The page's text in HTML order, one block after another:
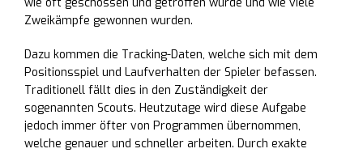
Zweikämpfe gewonnen wurden.
Dazu kommen die Tracking-Daten, welche sich mit dem
Positionsspiel und Laufverhalten der Spieler befassen.
Traditionell fällt dies in den Zuständigkeit der
sogenannten Scouts. Heutzutage wird diese Aufgabe
jedoch immer öfter von Programmen übernommen,
welche genauer und schneller arbeiten. Durch exakte